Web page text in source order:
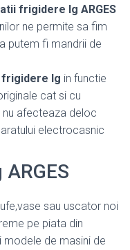
frigidere lg ARGES
ne permite sa fim
putem fi mandrii de
lg in functie
cat si cu
afecteaza deloc
electrocasnic
sau uscator noi
pe piata din
modele de masini de